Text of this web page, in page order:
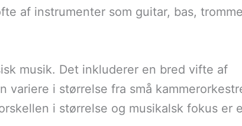
af instrumenter som guitar, bas,
musik. Det inkluderer en bred vifte af
i størrelse fra små
i størrelse og musikalsk fokus er